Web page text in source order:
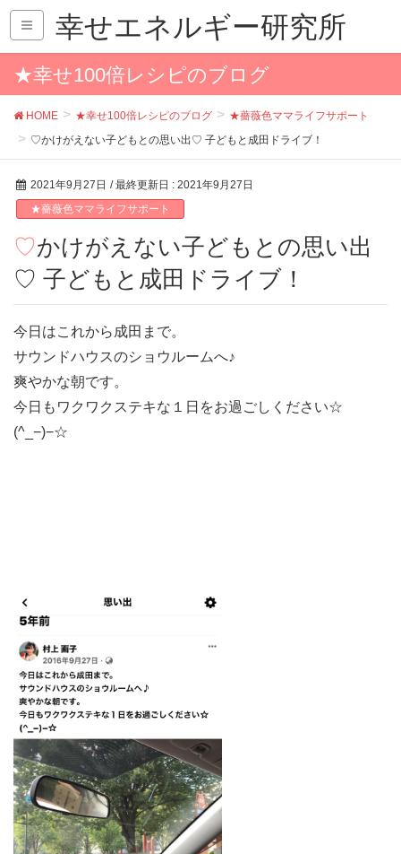
幸せエネルギー研究所
★幸せ100倍レシピのブログ
HOME ★幸せ100倍レシピのブログ
★薔薇色ママライフサポート
♡かけがえない子どもとの思い出♡ 子どもと成田ドライブ！
2021年9月27日 / 最終更新日 : 2021年9月27日
★薔薇色ママライフサポート
♡かけがえない子どもとの思い出
♡ 子どもと成田ドライブ！
今日はこれから成田まで。
サウンドハウスのショウルームへ♪
爽やかな朝です。
今日もワクワクステキな１日をお過ごしください☆
(^_−)−☆